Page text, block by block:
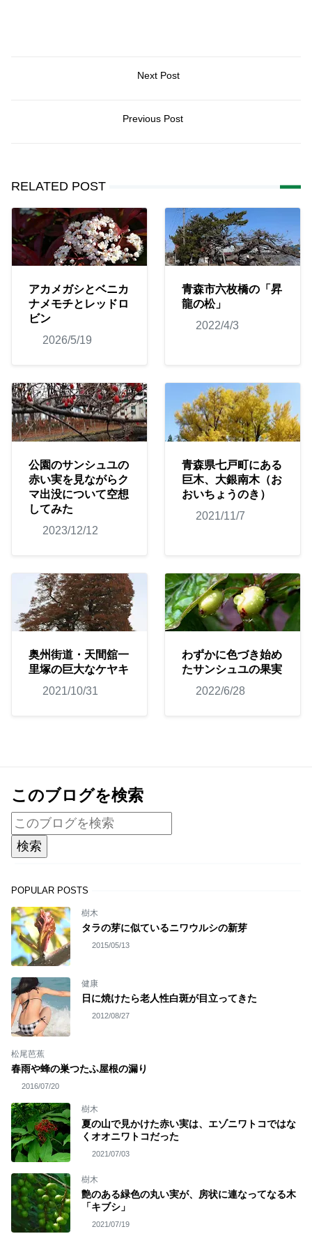
Next Post
Previous Post
RELATED POST
アカメガシとベニカ
ナメモチとレッドロ
ビン
2026/5/19
青森市六枚橋の「昇
龍の松」
2022/4/3
公園のサンシュユの
赤い実を見ながらク
マ出没について空想
してみた
2023/12/12
青森県七戸町にある
巨木、大銀南木（お
おいちょうのき）
2021/11/7
奥州街道・天間舘一
里塚の巨大なケヤキ
2021/10/31
わずかに色づき始め
たサンシュユの果実
2022/6/28
このブログを検索
POPULAR POSTS
樹木
タラの芽に似ているニワウルシの新芽
2015/05/13
健康
日に焼けたら老人性白斑が目立ってきた
2012/08/27
松尾芭蕉
春雨や蜂の巣つたふ屋根の漏り
2016/07/20
樹木
夏の山で見かけた赤い実は、エゾニワトコではな
くオオニワトコだった
2021/07/03
樹木
艶のある緑色の丸い実が、房状に連なってなる木
「キブシ」
2021/07/19